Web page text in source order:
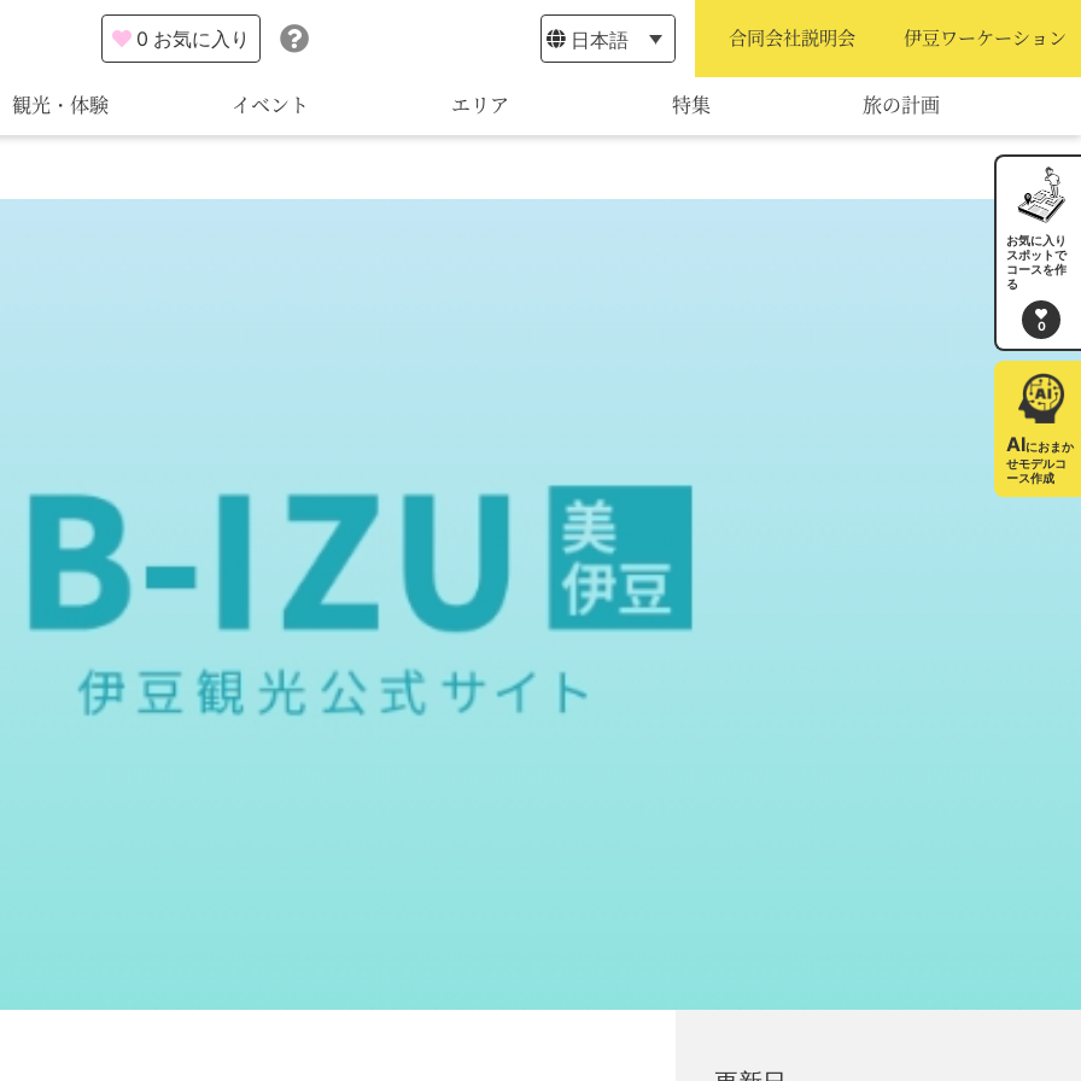
観光・体験 イベント エリア 特集 旅の計画
AIルートプランナー
日本語 合同会社説明会 伊豆ワーケーション
0 お気に入り
お気に入り
スポットで
コースを作
る
0
AIにおまか
せモデルコ
ース作成